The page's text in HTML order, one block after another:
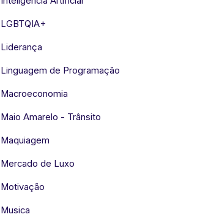
LGBTQIA+
Liderança
Linguagem de Programação
Macroeconomia
Maio Amarelo - Trânsito
Maquiagem
Mercado de Luxo
Motivação
Musica